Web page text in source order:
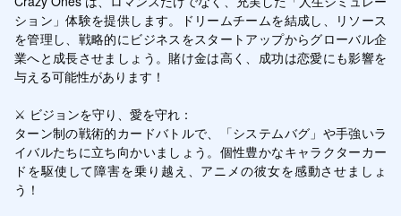
ション」体験を提供します。ドリームチームを結成し、リソース
を管理し、戦略的にビジネスをスタートアップからグローバル企
業へと成長させましょう。賭け金は高く、成功は恋愛にも影響を
与える可能性があります！
⚔️ ビジョンを守り、愛を守れ：
ターン制の戦術的カードバトルで、「システムバグ」や手強いラ
イバルたちに立ち向かいましょう。個性豊かなキャラクターカー
ドを駆使して障害を乗り越え、アニメの彼女を感動させましょ
う！